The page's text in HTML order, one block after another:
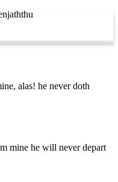
alas! he never doth
mine he will never depart